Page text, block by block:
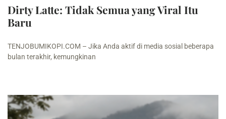
Dirty Latte: Tidak Semua yang Viral Itu
Baru
TENJOBUMIKOPI.COM – Jika Anda aktif di media sosial beberapa
bulan terakhir, kemungkinan